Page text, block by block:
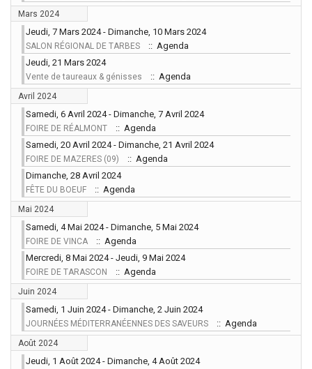
Mars 2024
Jeudi, 7 Mars 2024 - Dimanche, 10 Mars 2024
SALON RÉGIONAL DE TARBES
:: Agenda
Jeudi, 21 Mars 2024
Vente de taureaux & génisses :: Agenda
Avril 2024
Samedi, 6 Avril 2024 - Dimanche, 7 Avril 2024
FOIRE DE RÉALMONT
:: Agenda
Samedi, 20 Avril 2024 - Dimanche, 21 Avril 2024
FOIRE DE MAZERES (09)
:: Agenda
Dimanche, 28 Avril 2024
FÊTE DU BOEUF :: Agenda
Mai 2024
Samedi, 4 Mai 2024 - Dimanche, 5 Mai 2024
FOIRE DE VINCA
:: Agenda
Mercredi, 8 Mai 2024 - Jeudi, 9 Mai 2024
FOIRE DE TARASCON :: Agenda
Juin 2024
Samedi, 1 Juin 2024 - Dimanche, 2 Juin 2024
JOURNÉES MÉDITERRANÉENNES DES SAVEURS :: Agenda
Août 2024
Jeudi, 1 Août 2024 - Dimanche, 4 Août 2024